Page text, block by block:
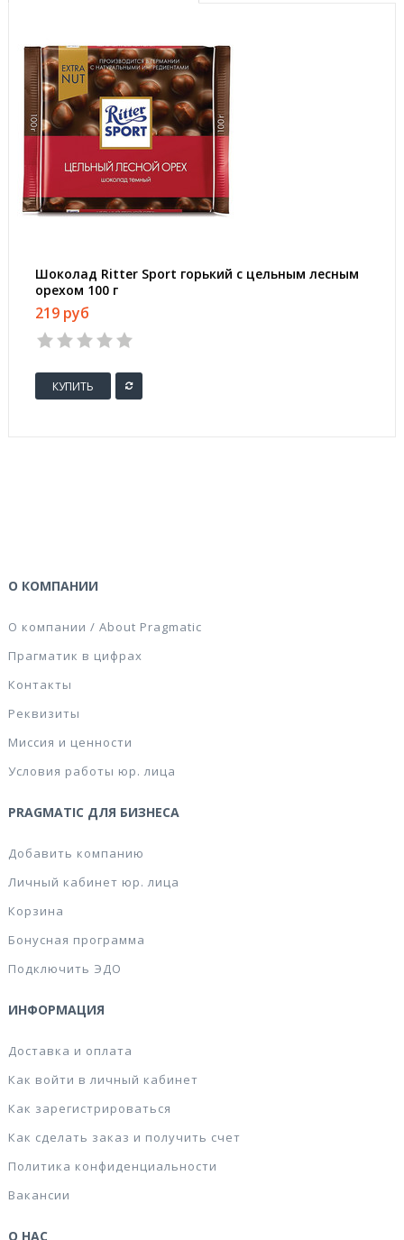
Шоколад Ritter Sport горький с цельным лесным
орехом 100 г
219 руб
КУПИТЬ
О КОМПАНИИ
О компании / About Pragmatic
Прагматик в цифрах
Контакты
Реквизиты
Миссия и ценности
Условия работы юр. лица
PRAGMATIC ДЛЯ БИЗНЕСА
Добавить компанию
Личный кабинет юр. лица
Корзина
Бонусная программа
Подключить ЭДО
ИНФОРМАЦИЯ
Доставка и оплата
Как войти в личный кабинет
Как зарегистрироваться
Как сделать заказ и получить счет
Политика конфиденциальности
Вакансии
О НАС